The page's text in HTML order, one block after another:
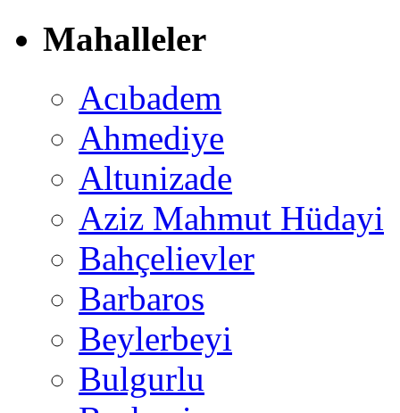
Mahalleler
Acıbadem
Ahmediye
Altunizade
Aziz Mahmut Hüdayi
Bahçelievler
Barbaros
Beylerbeyi
Bulgurlu